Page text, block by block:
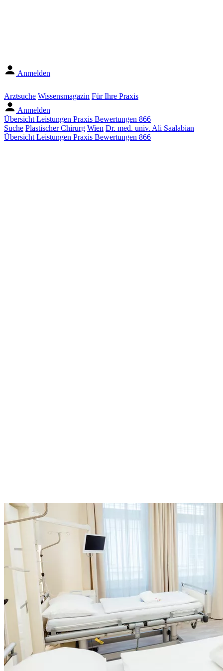
Anmelden
Arztsuche Wissensmagazin Für Ihre Praxis
Anmelden
Übersicht Leistungen Praxis Bewertungen 866
Suche Plastischer Chirurg Wien Dr. med. univ. Ali Saalabian
Übersicht Leistungen Praxis Bewertungen 866